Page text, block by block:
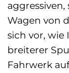
Wagen von
sich vor, wie
breiterer
Fahrwerk